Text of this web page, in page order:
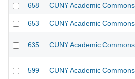
658 CUNY Academic Commons
653 CUNY Academic Commons
635 CUNY Academic Commons
599 CUNY Academic Commons